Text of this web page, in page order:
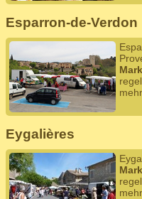
Esparron-de-Verdon
Eygalières